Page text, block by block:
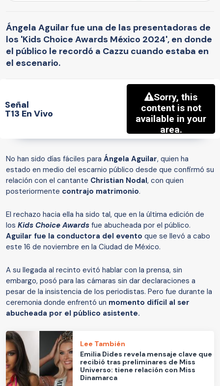
Ángela Aguilar fue una de las presentadoras de
los 'Kids Choice Awards México 2024', en donde
el público le recordó a Cazzu cuando estaba en
el escenario.
Señal
T13 En Vivo
No han sido días fáciles para Ángela Aguilar, quien ha
estado en medio del escarnio público desde que confirmó su
relación con el cantante Christian Nodal, con quien
posteriormente contrajo matrimonio.
El rechazo hacia ella ha sido tal, que en la última edición de
los Kids Choice Awards fue abucheada por el público.
Aguilar fue la conductora del evento que se llevó a cabo
este 16 de noviembre en la Ciudad de México.
A su llegada al recinto evitó hablar con la prensa, sin
embargo, posó para las cámaras sin dar declaraciones a
pesar de la insistencia de los periodistas. Pero fue durante la
ceremonia donde enfrentó un momento difícil al ser
abucheada por el público asistente.
Lee También
Emilia Dides revela mensaje clave que
recibió tras preliminares de Miss
Universo: tiene relación con Miss
Dinamarca